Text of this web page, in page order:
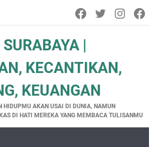
SURABAYA |
KECANTIKAN,
KEUANGAN
HIDUPMU AKAN USAI DI DUNIA, NAMUN
DI HATI MEREKA YANG MEMBACA TULISANMU